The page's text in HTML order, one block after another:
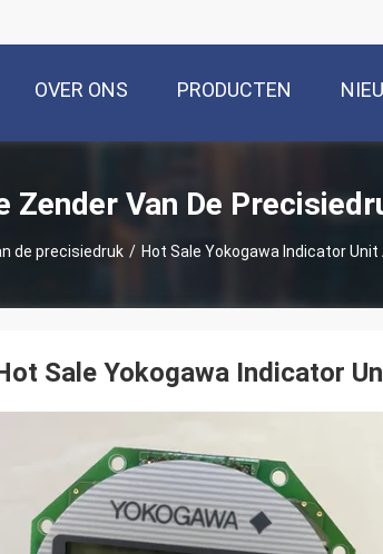
OVER ONS PRODUCTEN
Zender Van De
de precisiedruk / Hot Sale Yokogawa Indicator Unit
Sale Yokogawa Indicator